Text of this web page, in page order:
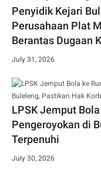
Penyidik Kejari
Perusahaan Plat
Berantas Dugaan
July 31, 2026
LPSK Jemput
Pengeroyokan di
Terpenuhi
July 30, 2026